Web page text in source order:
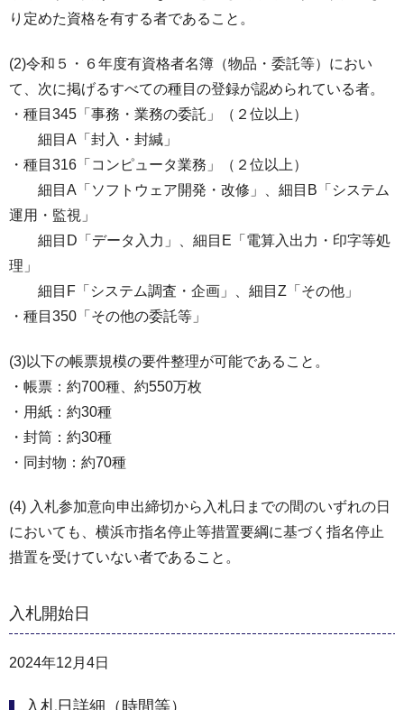
り定めた資格を有する者であること。
(2)令和５・６年度有資格者名簿（物品・委託等）におい
て、次に掲げるすべての種目の登録が認められている者。
・種目345「事務・業務の委託」（２位以上）
細目A「封入・封緘」
・種目316「コンピュータ業務」（２位以上）
細目A「ソフトウェア開発・改修」、細目B「システム
運用・監視」
細目D「データ入力」、細目E「電算入出力・印字等処
理」
細目F「システム調査・企画」、細目Z「その他」
・種目350「その他の委託等」
(3)以下の帳票規模の要件整理が可能であること。
・帳票：約700種、約550万枚
・用紙：約30種
・封筒：約30種
・同封物：約70種
(4) 入札参加意向申出締切から入札日までの間のいずれの日
においても、横浜市指名停止等措置要綱に基づく指名停止
措置を受けていない者であること。
入札開始日
2024年12月4日